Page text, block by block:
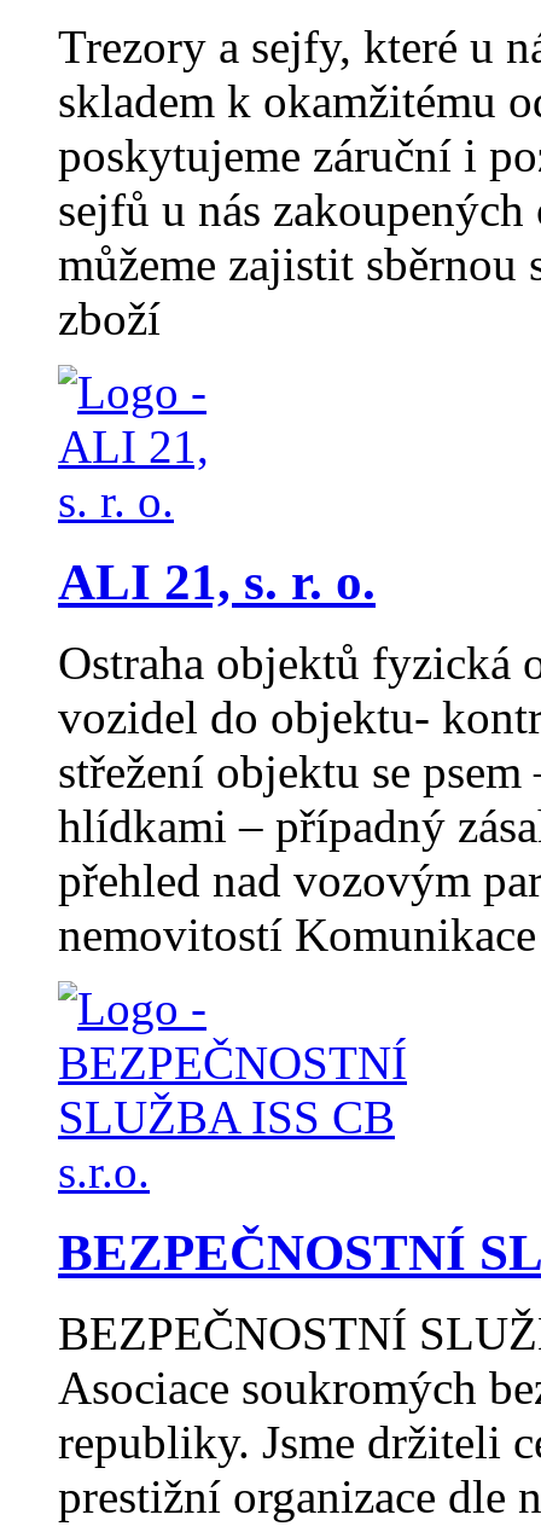
Trezory a sejfy, které u
skladem k okamžitému
poskytujeme záruční i
sejfů u nás
můžeme zajistit
zboží
ALI 21, s. r. o.
Ostraha objektů fyzická
vozidel do objektu-
střežení objektu se
hlídkami – případný
přehled nad vozovým
nemovitostí
BEZPEČNOSTNÍ
BEZPEČNOSTNÍ
Asociace soukromých
republiky. Jsme držiteli
prestižní organizace dle